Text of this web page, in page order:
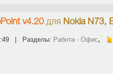
v4.20для Nokia N73,
| Разделы: Работа - Офис,